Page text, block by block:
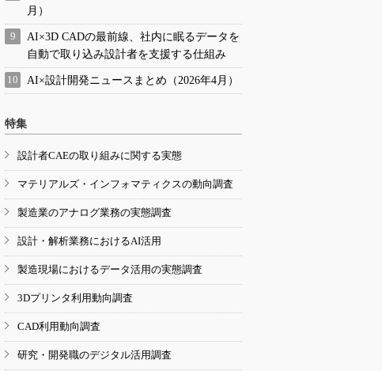
月）
AI×3D CADの最前線、社内に眠るデータを
自動で取り込み設計者を支援する仕組み
AI×設計開発ニュースまとめ（2026年4月）
特集
設計者CAEの取り組みに関する実態
マテリアルズ・インフォマティクスの動向調査
製造業のアナログ業務の実態調査
設計・解析業務におけるAI活用
製造現場におけるデータ活用の実態調査
3Dプリンタ利用動向調査
CAD利用動向調査
研究・開発職のデジタル活用調査